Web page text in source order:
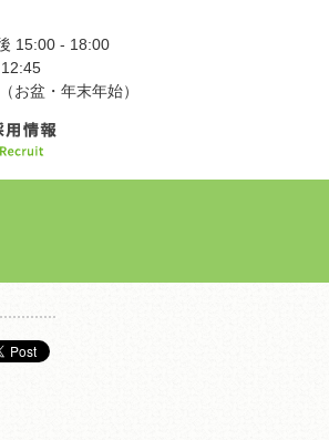
15:00 - 18:00
お盆・年末年始）